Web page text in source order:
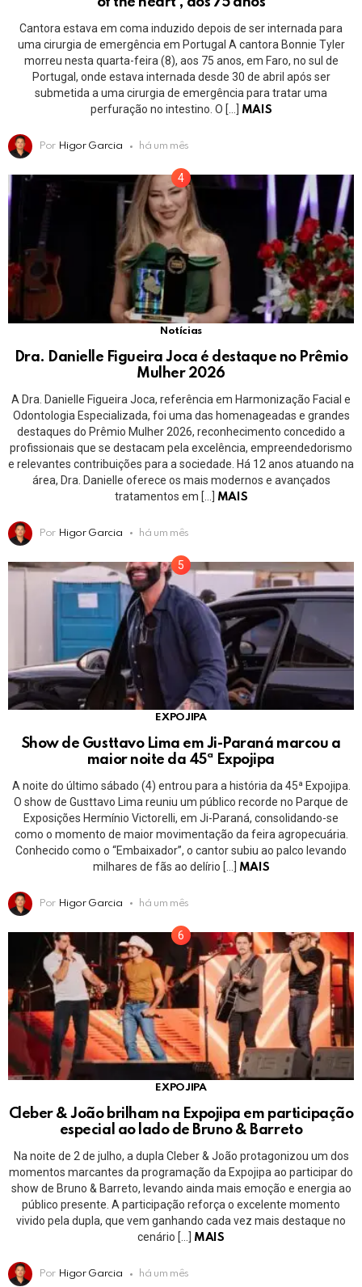
Cantora estava em coma induzido depois de ser internada para
uma cirurgia de emergência em Portugal A cantora Bonnie Tyler
morreu nesta quarta-feira (8), aos 75 anos, em Faro, no sul de
Portugal, onde estava internada desde 30 de abril após ser
submetida a uma cirurgia de emergência para tratar uma
perfuração no intestino. O […]
MAIS
Por Higor Garcia há um mês
Notícias
Dra. Danielle Figueira Joca é destaque no Prêmio
Mulher 2026
A Dra. Danielle Figueira Joca, referência em Harmonização Facial e
Odontologia Especializada, foi uma das homenageadas e grandes
destaques do Prêmio Mulher 2026, reconhecimento concedido a
profissionais que se destacam pela excelência, empreendedorismo
e relevantes contribuições para a sociedade. Há 12 anos atuando na
área, Dra. Danielle oferece os mais modernos e avançados
tratamentos em […] MAIS
Por Higor Garcia há um mês
EXPOJIPA
Show de Gusttavo Lima em Ji-Paraná marcou a
maior noite da 45ª Expojipa
A noite do último sábado (4) entrou para a história da 45ª Expojipa.
O show de Gusttavo Lima reuniu um público recorde no Parque de
Exposições Hermínio Victorelli, em Ji-Paraná, consolidando-se
como o momento de maior movimentação da feira agropecuária.
Conhecido como o “Embaixador”, o cantor subiu ao palco levando
milhares de fãs ao delírio […]
MAIS
Por Higor Garcia há um mês
EXPOJIPA
Cleber & João brilham na Expojipa em participação
especial ao lado de Bruno & Barreto
Na noite de 2 de julho, a dupla Cleber & João protagonizou um dos
momentos marcantes da programação da Expojipa ao participar do
show de Bruno & Barreto, levando ainda mais emoção e energia ao
público presente. A participação reforça o excelente momento
vivido pela dupla, que vem ganhando cada vez mais destaque no
cenário […]
MAIS
Por Higor Garcia há um mês